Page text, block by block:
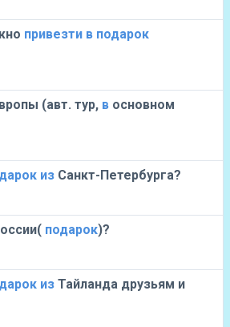
привезти в подарок
(авт. тур, в основном
из Санкт-Петербурга?
подарок)?
из Тайланда друзьям и